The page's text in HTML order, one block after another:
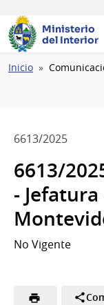
Ministerio
del Interior
Ruta
Inicio
6613/2025
6613/
-
No Vigente